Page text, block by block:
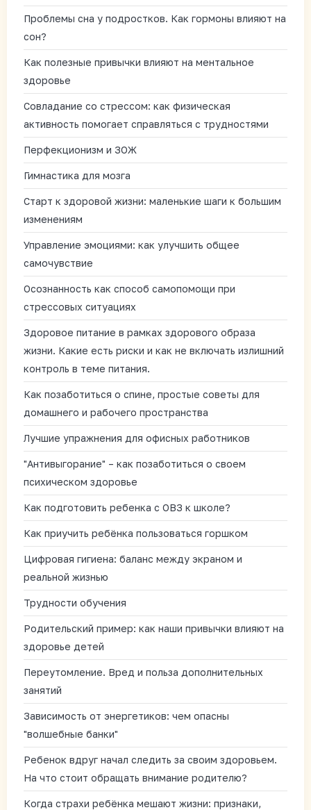
Проблемы сна у подростков. Как гормоны влияют на
сон?
Как полезные привычки влияют на ментальное
здоровье
Совладание со стрессом: как физическая
активность помогает справляться с трудностями
Перфекционизм и ЗОЖ
Гимнастика для мозга
Старт к здоровой жизни: маленькие шаги к большим
изменениям
Управление эмоциями: как улучшить общее
самочувствие
Осознанность как способ самопомощи при
стрессовых ситуациях
Здоровое питание в рамках здорового образа
жизни. Какие есть риски и как не включать излишний
контроль в теме питания.
Как позаботиться о спине, простые советы для
домашнего и рабочего пространства
Лучшие упражнения для офисных работников
"Антивыгорание" – как позаботиться о своем
психическом здоровье
Как подготовить ребенка с ОВЗ к школе?
Как приучить ребёнка пользоваться горшком
Цифровая гигиена: баланс между экраном и
реальной жизнью
Трудности обучения
Родительский пример: как наши привычки влияют на
здоровье детей
Переутомление. Вред и польза дополнительных
занятий
Зависимость от энергетиков: чем опасны
"волшебные банки"
Ребенок вдруг начал следить за своим здоровьем.
На что стоит обращать внимание родителю?
Когда страхи ребёнка мешают жизни: признаки,